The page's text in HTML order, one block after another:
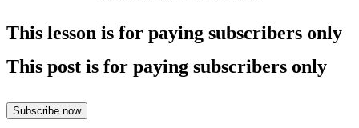
This lesson is for paying subscribers only
This post is for paying subscribers only
Subscribe now